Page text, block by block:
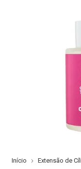
Início Extensão de